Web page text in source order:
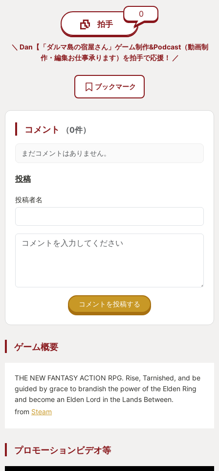
拍手
0
＼ Dan【「ダルマ島の宿屋さん」ゲーム制作&Podcast（動画制
作・編集お仕事承ります）を拍手で応援！ ／
ブックマーク
コメント （0件）
まだコメントはありません。
投稿
投稿者名
コメントを投稿する
ゲーム概要
THE NEW FANTASY ACTION RPG. Rise, Tarnished, and be
guided by grace to brandish the power of the Elden Ring
and become an Elden Lord in the Lands Between.
from Steam
プロモーションビデオ等